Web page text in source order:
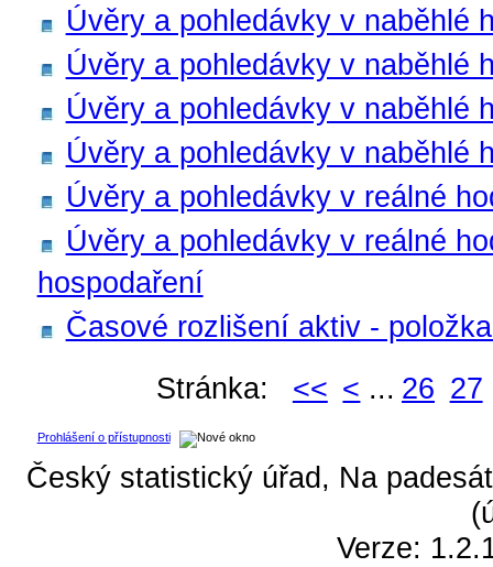
Úvěry a pohledávky v naběhlé
Úvěry a pohledávky v naběhlé
Úvěry a pohledávky v naběhlé
Úvěry a pohledávky v naběhlé
Úvěry a pohledávky v reálné
Úvěry a pohledávky v reálné
hospodaření
Časové rozlišení aktiv -
Stránka:
<< < ... 26 27
Prohlášení o přístupnosti
Český statistický úřad, Na
Verze: